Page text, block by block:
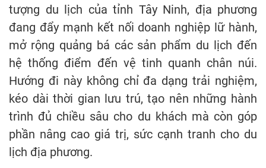
tượng du lịch của tỉnh Tây Ninh, địa phương
đang đẩy mạnh kết nối doanh nghiệp lữ hành,
mở rộng quảng bá các sản phẩm du lịch đến
hệ thống điểm đến vệ tinh quanh chân núi.
Hướng đi này không chỉ đa dạng trải nghiệm,
kéo dài thời gian lưu trú, tạo nên những hành
trình đủ chiều sâu cho du khách mà còn góp
phần nâng cao giá trị, sức cạnh tranh cho du
lịch địa phương.